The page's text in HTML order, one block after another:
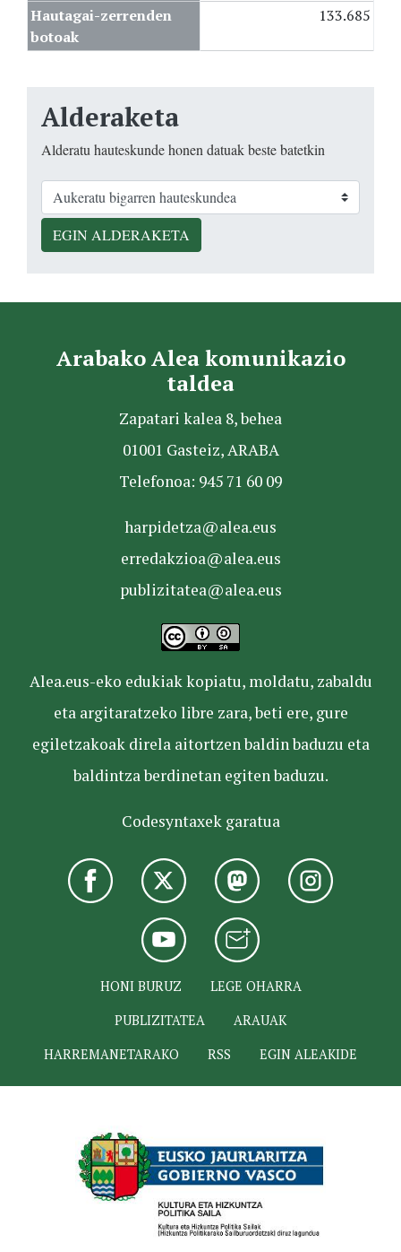
Hautagai-zerrenden
botoak
133.685
Alderaketa
Alderatu hauteskunde honen datuak beste batetkin
EGIN ALDERAKETA
Arabako Alea komunikazio
taldea
Zapatari kalea 8, behea
01001 Gasteiz, ARABA
Telefonoa: 945 71 60 09
harpidetza@alea.eus
erredakzioa@alea.eus
publizitatea@alea.eus
Alea.eus-eko edukiak kopiatu, moldatu, zabaldu
eta argitaratzeko libre zara, beti ere, gure
egiletzakoak direla aitortzen baldin baduzu eta
baldintza berdinetan egiten baduzu.
Codesyntaxek garatua
HONI BURUZ
LEGE OHARRA
PUBLIZITATEA
ARAUAK
HARREMANETARAKO
RSS EGIN ALEAKIDE